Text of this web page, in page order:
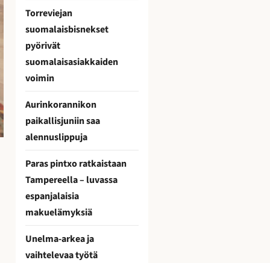
Torreviejan
suomalaisbisnekset
pyörivät
suomalaisasiakkaiden
voimin
Aurinkorannikon
paikallisjuniin saa
alennuslippuja
Paras pintxo ratkaistaan
Tampereella – luvassa
espanjalaisia
makuelämyksiä
Unelma-arkea ja
vaihtelevaa työtä